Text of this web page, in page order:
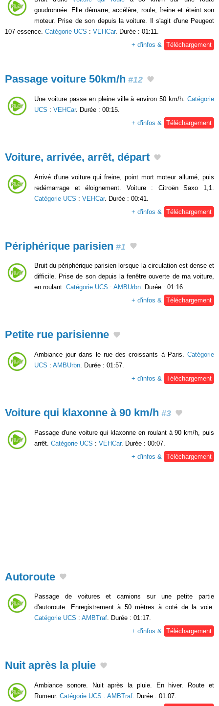
goudronnée. Elle démarre, accélère, roule, freine et éteint son
moteur. Prise de son depuis la voiture. Il s'agit d'une Peugeot
107 essence. Catégorie UCS : VEHCar. Durée : 01:11.
+ d'infos & Téléchargement
Passage voiture 50km/h #12
Une voiture passe en pleine ville à environ 50 km/h. Catégorie
UCS : VEHCar. Durée : 00:15.
+ d'infos &
Téléchargement
Voiture, arrivée, arrêt, départ
Arrivé d'une voiture qui freine, point mort moteur allumé, puis
redémarrage et éloignement. Voiture : Citroën Saxo 1,1.
Catégorie UCS : VEHCar. Durée : 00:41.
+ d'infos &
Téléchargement
Périphérique parisien #1
Bruit du périphérique parisien lorsque la circulation est dense et
difficile. Prise de son depuis la fenêtre ouverte de ma voiture,
en roulant. Catégorie UCS : AMBUrbn. Durée : 01:16.
+ d'infos & Téléchargement
Petite rue parisienne
Ambiance jour dans le rue des croissants à Paris. Catégorie
UCS : AMBUrbn . Durée : 01:57.
+ d'infos &
Téléchargement
Voiture qui klaxonne à 90 km/h #3
Passage d'une voiture qui klaxonne en roulant à 90 km/h, puis
arrêt. Catégorie UCS : VEHCar. Durée : 00:07.
+ d'infos &
Téléchargement
Autoroute
Passage de voitures et camions sur une petite partie
d'autoroute. Enregistrement à 50 mètres à coté de la voie.
Catégorie UCS : AMBTraf. Durée : 01:17.
+ d'infos & Téléchargement
Nuit après la pluie
Ambiance sonore. Nuit après la pluie. En hiver. Route et
Rumeur. Catégorie UCS : AMBTraf . Durée : 01:07.